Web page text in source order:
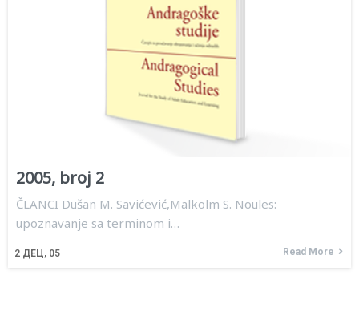
2005, broj 2
2 ДЕЦ, 05
ČLANCI Dušan M. Savićević,Malkolm S. Noules:
upoznavanje sa terminom i…
Read More